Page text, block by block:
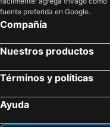
fuente preferida en Google.
Compañía
Nuestros productos
Términos y políticas
Ayuda